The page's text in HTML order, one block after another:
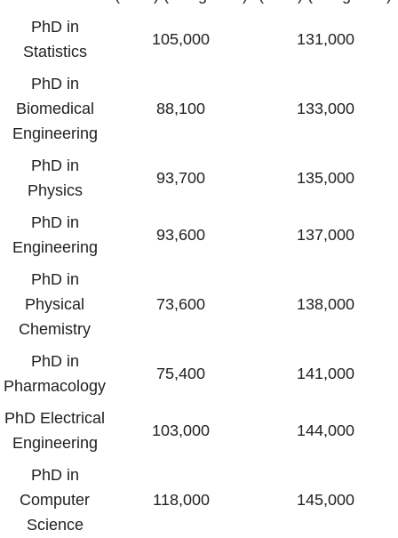
PhD in
Statistics
105,000 131,000
PhD in
Biomedical
Engineering
88,100 133,000
PhD in
Physics
93,700 135,000
PhD in
Engineering
93,600 137,000
PhD in
Physical
Chemistry
73,600 138,000
PhD in
Pharmacology
75,400 141,000
PhD Electrical
Engineering
103,000 144,000
PhD in
Computer
Science
118,000 145,000